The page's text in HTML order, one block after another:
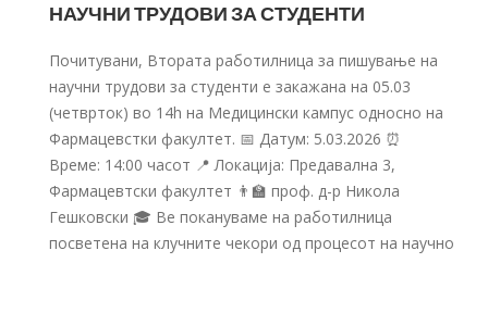
НАУЧНИ ТРУДОВИ ЗА СТУДЕНТИ
Почитувани, Втората работилница за пишување на
научни трудови за студенти е закажана на 05.03
(четврток) во 14h на Медицински кампус односно на
Фармацевстки факултет. 📅 Датум: 5.03.2026 ⏰
Време: 14:00 часот 📍 Локација: Предавална 3,
Фармацевтски факултет 👨‍🏫 проф. д-р Никола
Гешковски 🎓 Ве покануваме на работилница
посветена на клучните чекори од процесот на научно